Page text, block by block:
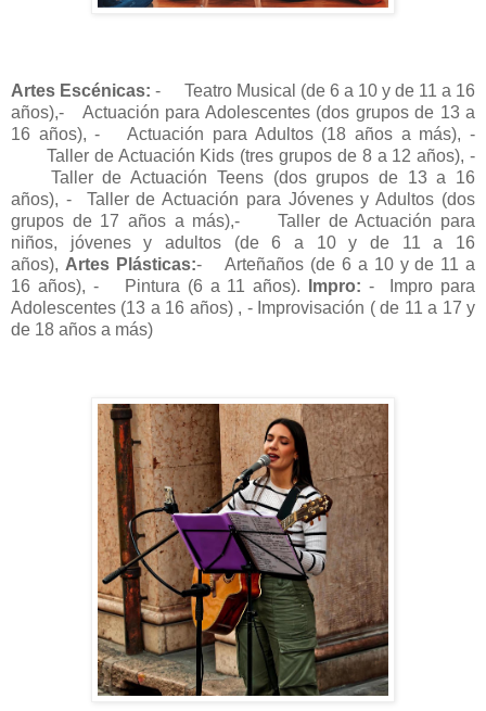
Artes Escénicas: -
Teatro Musical (de 6 a 10 y de 11 a 16
años),-
Actuación para Adolescentes (dos grupos de 13 a
16 años),- Actuación para Adultos (18 años a más),-
Taller de Actuación Kids (tres grupos de 8 a 12 años),-
Taller de Actuación Teens (dos grupos de 13 a 16
años), -
Taller de Actuación para Jóvenes y Adultos (dos
grupos de 17 años a más),-
Taller de Actuación para
niños, jóvenes y adultos (de 6 a 10 y de 11 a 16
años), Artes Plásticas:-
Arteñaños (de 6 a 10 y de 11 a
16 años), - Pintura (6 a 11 años). Impro:-
Impro para
Adolescentes (13 a 16 años) , - Improvisación ( de 11 a 17 y
de 18 años a más)